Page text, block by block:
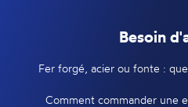
Besoin
Fer forgé, acier ou fonte :
Comment commander une